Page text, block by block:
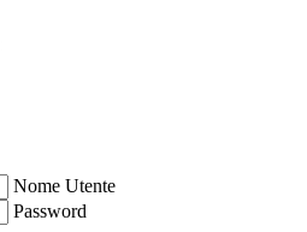
Nome Utente
Password